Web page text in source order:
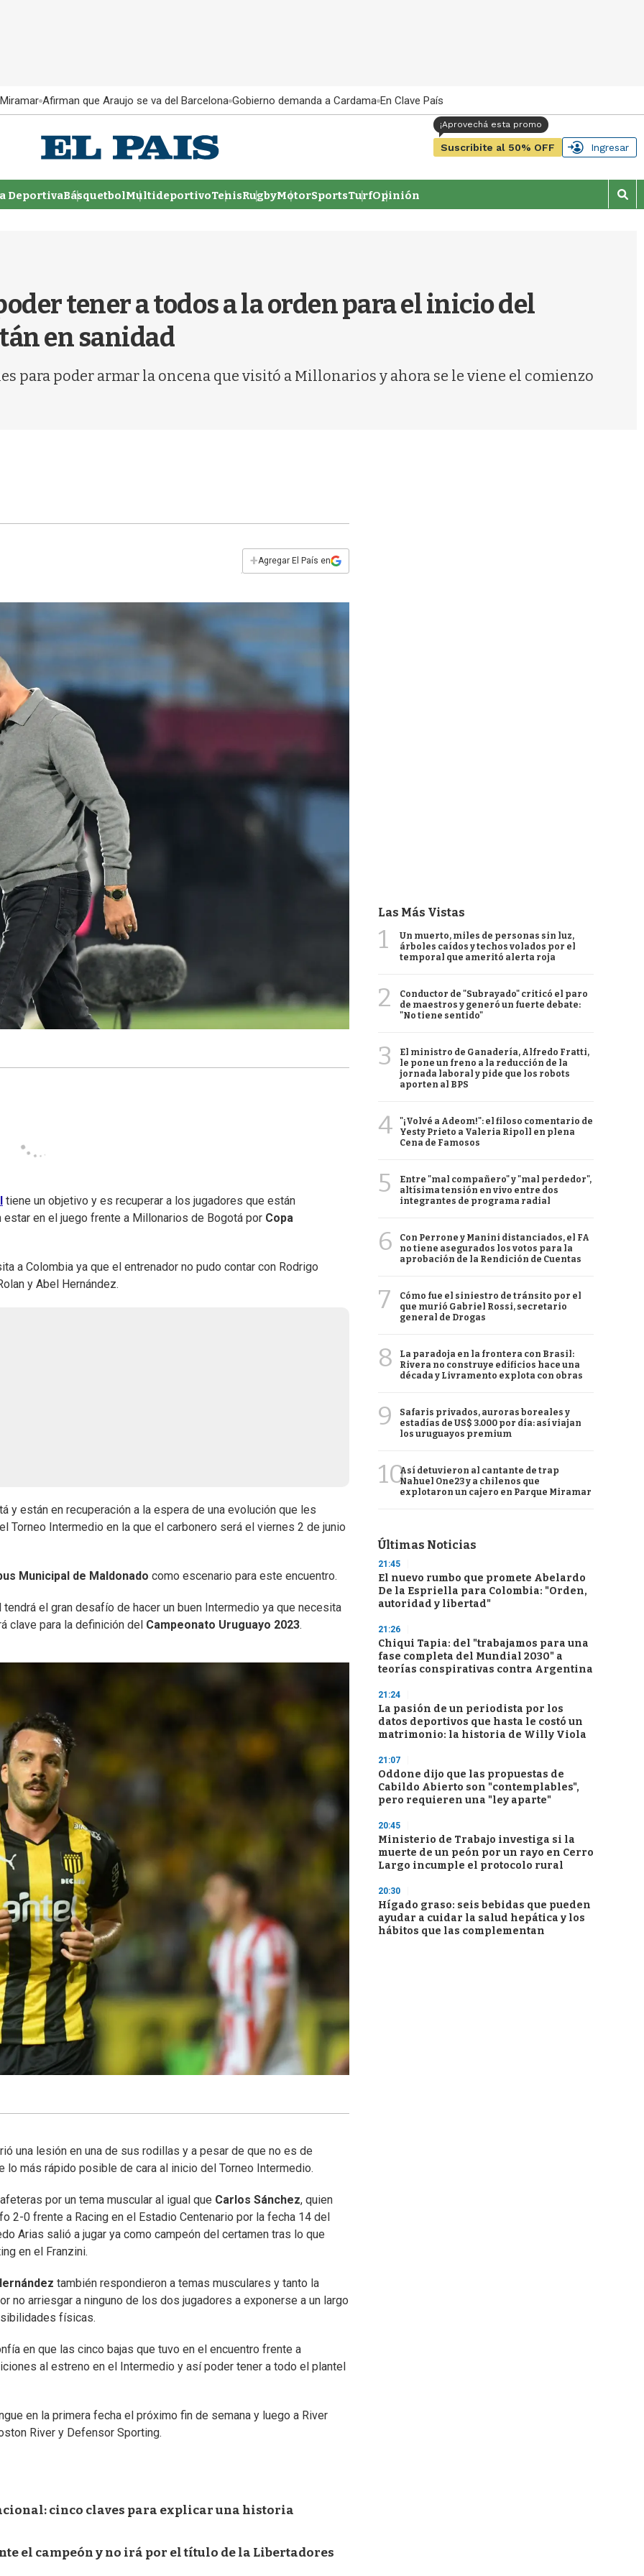
Afirman que Araujo se va del Barcelona Gobierno demanda a Cardama En Clave País
Suscribite al 50% OFF Ingresar
DeportivaBásquetbolMultideportivoTenisRugbyMotorSportsTurfOpinión
M
o
tener a todos a la orden para el inicio del
en sanidad
para poder armar la oncena que visitó a Millonarios y ahora se le viene el comienzo
+Agregar El País en
tiene un objetivo y es recuperar a los jugadores que están
en el juego frente a Millonarios de Bogotá por Copa
a Colombia ya que el entrenador no pudo contar con Rodrigo
y Abel Hernández.
y están en recuperación a la espera de una evolución que les
Torneo Intermedio en la que el carbonero será el viernes 2 de junio
Municipal de Maldonado como escenario para este encuentro.
el gran desafío de hacer un buen Intermedio ya que necesita
clave para la definición del Campeonato Uruguayo 2023.
una lesión en una de sus rodillas y a pesar de que no es de
lo más rápido posible de cara al inicio del Torneo Intermedio.
por un tema muscular al igual que Carlos Sánchez, quien
2-0 frente a Racing en el Estadio Centenario por la fecha 14 del
Arias salió a jugar ya como campeón del certamen tras lo que
en el Franzini.
también respondieron a temas musculares y tanto la
no arriesgar a ninguno de los dos jugadores a exponerse a un largo
físicas.
en que las cinco bajas que tuvo en el encuentro frente a
al estreno en el Intermedio y así poder tener a todo el plantel
en la primera fecha el próximo fin de semana y luego a River
River y Defensor Sporting.
cinco claves para explicar una historia
el campeón y no irá por el título de la Libertadores
Las Más Vistas
1
Un muerto, miles de personas sin luz,
árboles caídos y techos volados por el
temporal que ameritó alerta roja
2
Conductor de "Subrayado" criticó el paro
de maestros y generó un fuerte debate:
"No tiene sentido"
3
El ministro de Ganadería, Alfredo Fratti,
le pone un freno a la reducción de la
jornada laboral y pide que los robots
aporten al BPS
4
"¡Volvé a Adeom!": el filoso comentario de
Yesty Prieto a Valeria Ripoll en plena
Cena de Famosos
5
Entre "mal compañero" y "mal perdedor",
altísima tensión en vivo entre dos
integrantes de programa radial
6
Con Perrone y Manini distanciados, el FA
no tiene asegurados los votos para la
aprobación de la Rendición de Cuentas
7
Cómo fue el siniestro de tránsito por el
que murió Gabriel Rossi, secretario
general de Drogas
8
La paradoja en la frontera con Brasil:
Rivera no construye edificios hace una
década y Livramento explota con obras
9
Safaris privados, auroras boreales y
estadías de US$ 3.000 por día: así viajan
los uruguayos premium
10Así detuvieron al cantante de trap
Nahuel One23 y a chilenos que
explotaron un cajero en Parque Miramar
Últimas Noticias
21:45
El nuevo rumbo que promete Abelardo
De la Espriella para Colombia: "Orden,
autoridad y libertad"
21:26
Chiqui Tapia: del "trabajamos para una
fase completa del Mundial 2030" a
teorías conspirativas contra Argentina
21:24
La pasión de un periodista por los
datos deportivos que hasta le costó un
matrimonio: la historia de Willy Viola
21:07
Oddone dijo que las propuestas de
Cabildo Abierto son "contemplables",
pero requieren una "ley aparte"
20:45
Ministerio de Trabajo investiga si la
muerte de un peón por un rayo en Cerro
Largo incumple el protocolo rural
20:30
Hígado graso: seis bebidas que pueden
ayudar a cuidar la salud hepática y los
hábitos que las complementan